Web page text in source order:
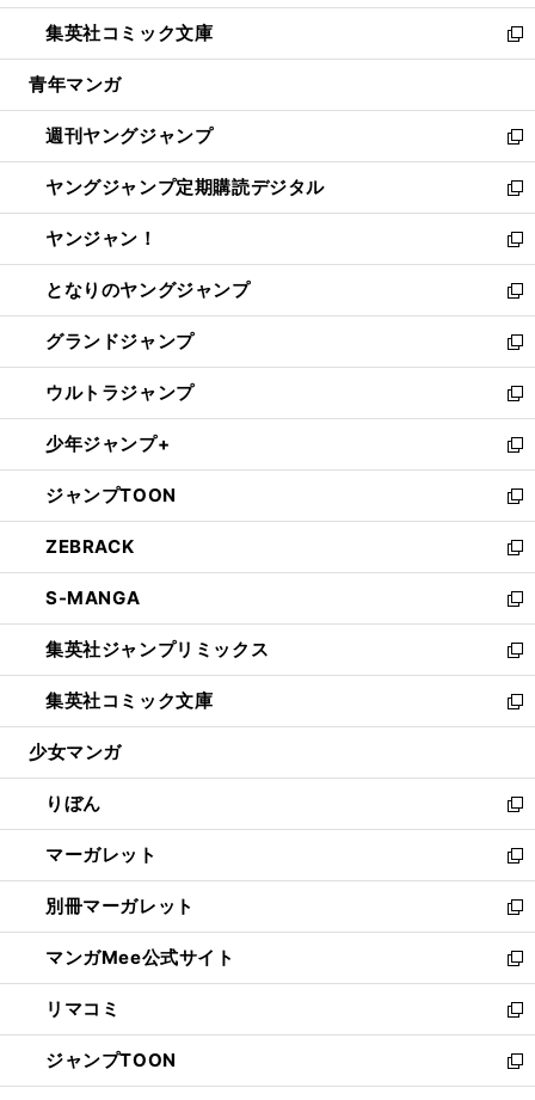
開
く
ウ
で
開
ン
ド
ウ
開
く
ウ
ィ
ン
ウ
で
開
く
し
い
ウ
ン
ド
ウ
で
開
く
集英社コミック文庫
新
し
ウ
ィ
ン
ド
ウ
で
開
く
青年マンガ
週刊ヤングジャンプ
新
し
い
ウ
ィ
ン
ド
ウ
で
開
く
ヤングジャンプ定期購読デジタル
新
し
い
ウ
ィ
ン
ド
ウ
で
開
く
ヤンジャン！
新
し
い
ウ
ィ
ン
ド
ウ
で
開
く
となりのヤングジャンプ
新
し
い
ウ
ィ
ン
ド
ウ
で
開
く
グランドジャンプ
新
し
い
ウ
ィ
ン
ド
ウ
で
開
く
ウルトラジャンプ
新
し
い
ウ
ィ
ン
ド
ウ
で
開
く
少年ジャンプ+
新
し
い
ウ
ィ
ン
ド
ウ
で
開
く
ジャンプTOON
新
し
い
ウ
ィ
ン
ド
ウ
で
開
ZEBRACK
新
し
い
ウ
ィ
ン
ド
ウ
開
く
S-MANGA
新
し
い
ウ
ィ
ン
ウ
で
開
く
集英社ジャンプリミックス
新
し
い
ウ
ン
ド
ウ
で
開
く
集英社コミック文庫
新
し
ウ
ィ
ン
ド
ウ
で
開
く
少女マンガ
りぼん
新
し
い
ウ
ィ
ン
ド
ウ
で
開
く
マーガレット
新
し
い
ウ
ィ
ン
ド
ウ
で
開
別冊マーガレット
新
し
い
ウ
ィ
ン
ド
ウ
マンガMee公式サイト
新
し
い
ウ
ィ
ン
リマコミ
新
し
い
ウ
ジャンプTOON
新
し